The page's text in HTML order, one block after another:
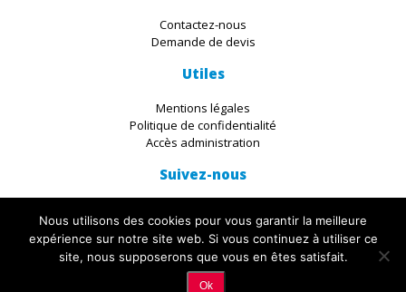
Contactez-nous
Demande de devis
Utiles
Mentions légales
Politique de confidentialité
Accès administration
Suivez-nous
© 2019 IKADIA. All Rights Reserved. Découvrez les servives du
Nous utilisons des cookies pour vous garantir la meilleure
expérience sur notre site web. Si vous continuez à utiliser ce
site, nous supposerons que vous en êtes satisfait.
Ok